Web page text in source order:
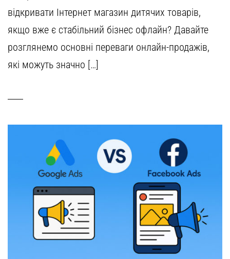
відкривати Інтернет магазин дитячих товарів,
якщо вже є стабільний бізнес офлайн? Давайте
розглянемо основні переваги онлайн-продажів,
які можуть значно […]